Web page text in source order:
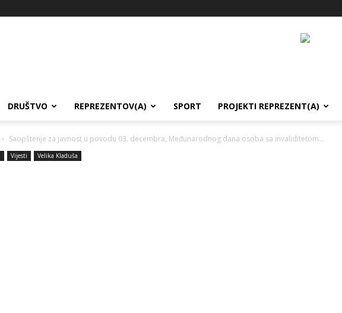
DRUŠTVO REPREZENTOV(A) SPORT PROJEKTI REPREZENT(A)
Saopštenje za javnost u povodu 03. decembra, Međunarodnog dana osoba sa invaliditetom...
Vijesti Velika Kladuša